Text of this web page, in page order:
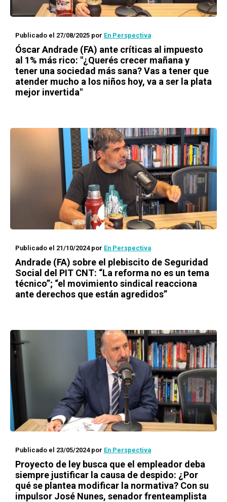
Publicado el 27/08/2025 por En Perspectiva
Óscar Andrade (FA) ante críticas al impuesto
al 1% más rico: "¿Querés crecer mañana y
tener una sociedad más sana? Vas a tener que
atender mucho a los niños hoy, va a ser la plata
mejor invertida"
Publicado el 21/10/2024por En Perspectiva
Andrade (FA) sobre el plebiscito de Seguridad
Social del PIT CNT: “La reforma no es un tema
técnico”; “el movimiento sindical reacciona
ante derechos que están agredidos”
Publicado el 23/05/2024por En Perspectiva
Proyecto de ley busca que el empleador deba
siempre justificar la causa de despido: ¿Por
qué se plantea modificar la normativa? Con su
impulsor José Nunes, senador frenteamplista